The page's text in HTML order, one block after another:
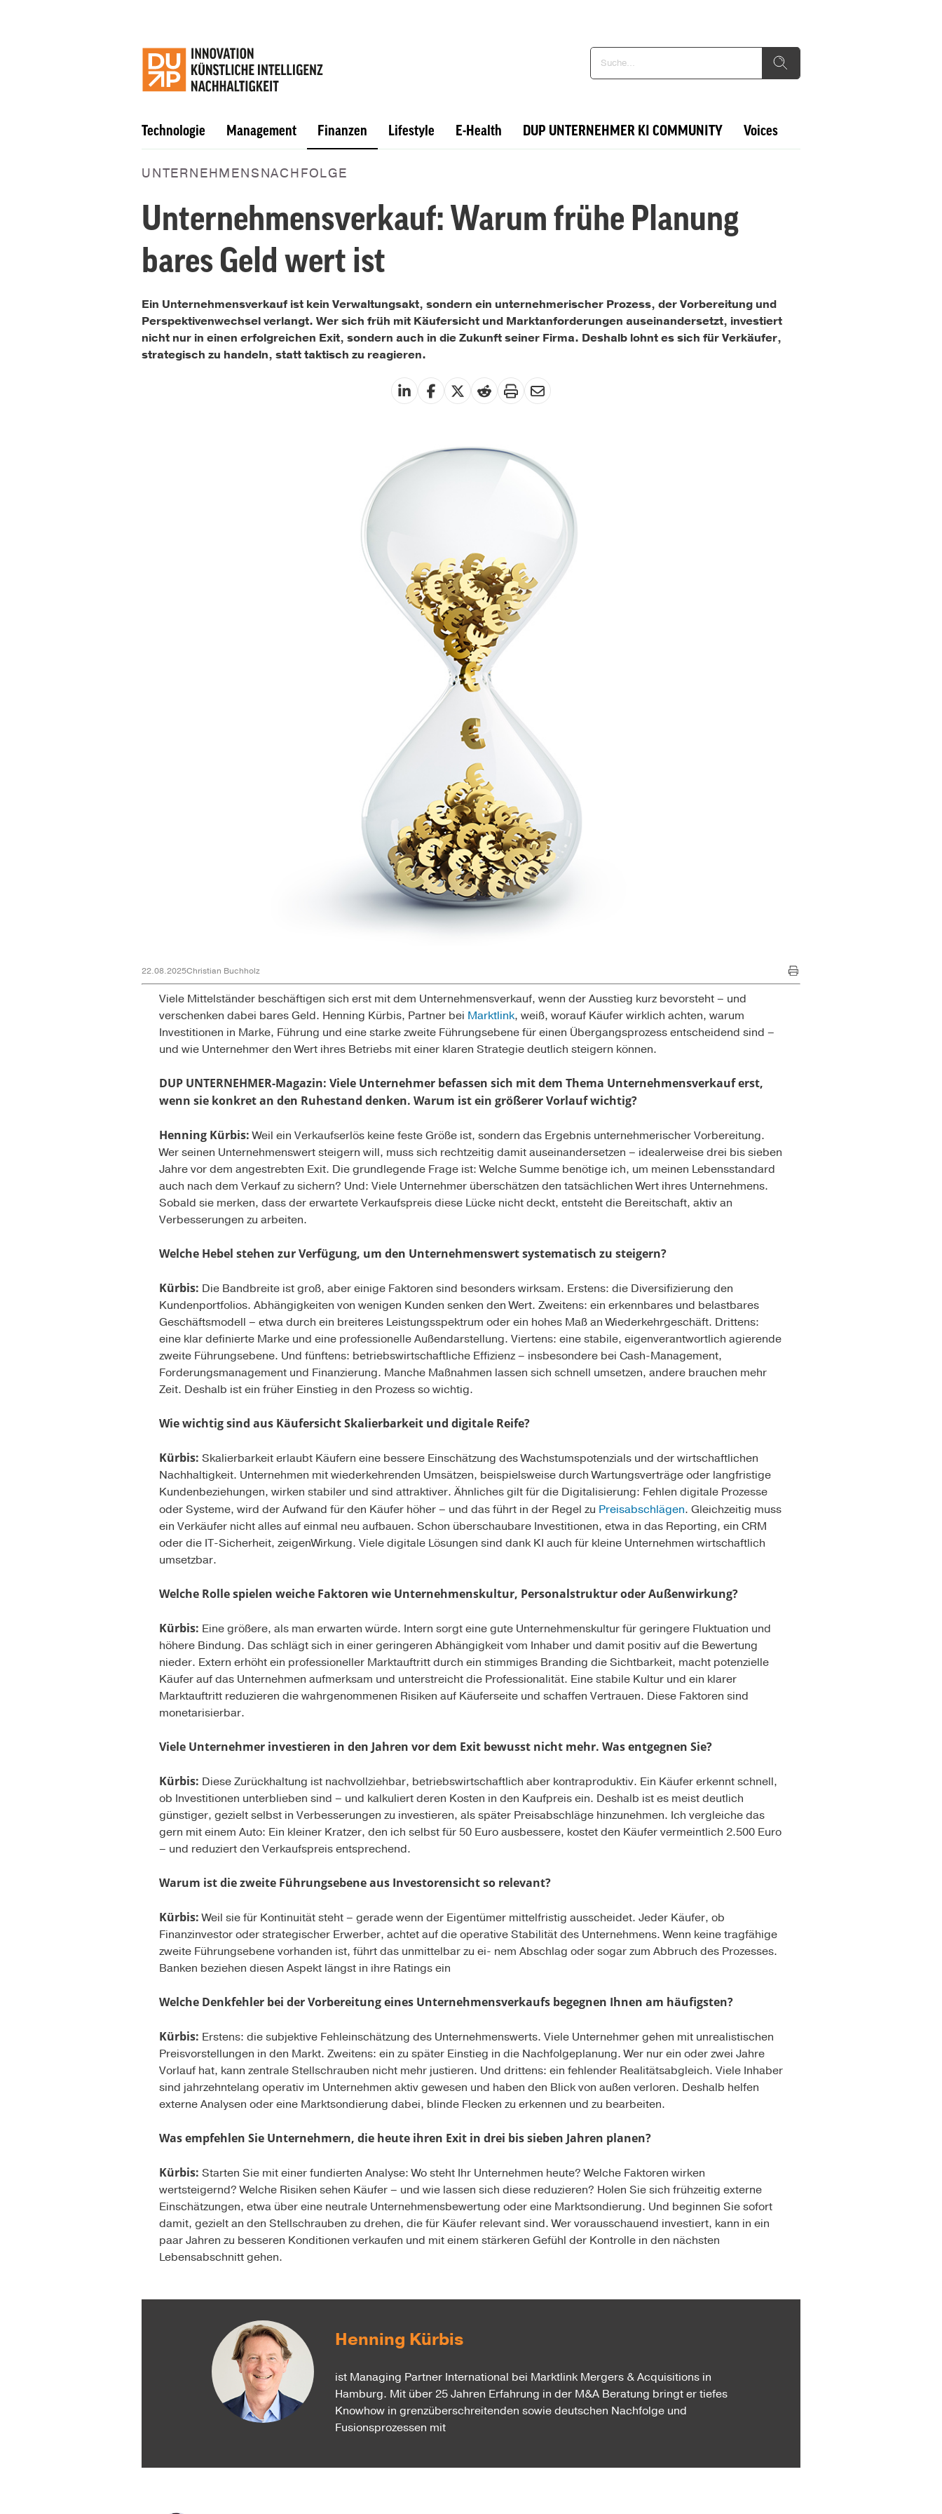
Technologie Management Finanzen Lifestyle E-Health DUP UNTERNEHMER KI COMMUNITY Voices
UNTERNEHMENSNACHFOLGE
Unternehmensverkauf: Warum frühe Planung
bares Geld wert ist
Ein Unternehmensverkauf ist kein Verwaltungsakt, sondern ein unternehmerischer Prozess, der Vorbereitung und
Perspektivenwechsel verlangt. Wer sich früh mit Käufersicht und Marktanforderungen auseinandersetzt, investiert
nicht nur in einen erfolgreichen Exit, sondern auch in die Zukunft seiner Firma. Deshalb lohnt es sich für Verkäufer,
strategisch zu handeln, statt taktisch zu reagieren.
22.08.2025Christian Buchholz
Viele Mittelständer beschäftigen sich erst mit dem Unternehmensverkauf, wenn der Ausstieg kurz bevorsteht – und
verschenken dabei bares Geld. Henning Kürbis, Partner bei Marktlink, weiß, worauf Käufer wirklich achten, warum
Investitionen in Marke, Führung und eine starke zweite Führungsebene für einen Übergangsprozess entscheidend sind –
und wie Unternehmer den Wert ihres Betriebs mit einer klaren Strategie deutlich steigern können.
DUP UNTERNEHMER-Magazin: Viele Unternehmer befassen sich mit dem Thema Unternehmensverkauf erst,
wenn sie konkret an den Ruhestand denken. Warum ist ein größerer Vorlauf wichtig?
Henning Kürbis:Weil ein Verkaufserlös keine feste Größe ist, sondern das Ergebnis unternehmerischer Vorbereitung.
Wer seinen Unternehmenswert steigern will, muss sich rechtzeitig damit auseinandersetzen – idealerweise drei bis sieben
Jahre vor dem angestrebten Exit. Die grundlegende Frage ist: Welche Summe benötige ich, um meinen Lebensstandard
auch nach dem Verkauf zu sichern? Und: Viele Unternehmer überschätzen den tatsächlichen Wert ihres Unternehmens.
Sobald sie merken, dass der erwartete Verkaufspreis diese Lücke nicht deckt, entsteht die Bereitschaft, aktiv an
Verbesserungen zu arbeiten.
Welche Hebel stehen zur Verfügung, um den Unternehmenswert systematisch zu steigern?
Kürbis: Die Bandbreite ist groß, aber einige Faktoren sind besonders wirksam. Erstens: die Diversifizierung den
Kundenportfolios. Abhängigkeiten von wenigen Kunden senken den Wert. Zweitens: ein erkennbares und belastbares
Geschäftsmodell – etwa durch ein breiteres Leistungsspektrum oder ein hohes Maß an Wiederkehrgeschäft. Drittens:
eine klar definierte Marke und eine professionelle Außendarstellung. Viertens: eine stabile, eigenverantwortlich agierende
zweite Führungsebene. Und fünftens: betriebswirtschaftliche Effizienz – insbesondere bei Cash-Management,
Forderungsmanagement und Finanzierung. Manche Maßnahmen lassen sich schnell umsetzen, andere brauchen mehr
Zeit. Deshalb ist ein früher Einstieg in den Prozess so wichtig.
Wie wichtig sind aus Käufersicht Skalierbarkeit und digitale Reife?
Kürbis: Skalierbarkeit erlaubt Käufern eine bessere Einschätzung des Wachstumspotenzials und der wirtschaftlichen
Nachhaltigkeit. Unternehmen mit wiederkehrenden Umsätzen, beispielsweise durch Wartungsverträge oder langfristige
Kundenbeziehungen, wirken stabiler und sind attraktiver. Ähnliches gilt für die Digitalisierung: Fehlen digitale Prozesse
oder Systeme, wird der Aufwand für den Käufer höher– und das führt in der Regel zu Preisabschlägen. Gleichzeitig muss
ein Verkäufer nicht alles auf einmal neu aufbauen. Schon überschaubare Investitionen, etwa in das Reporting, ein CRM
oder die IT-Sicherheit, zeigenWirkung. Viele digitale Lösungen sind dank KI auch für kleine Unternehmen wirtschaftlich
umsetzbar.
Welche Rolle spielen weiche Faktoren wie Unternehmenskultur, Personalstruktur oder Außenwirkung?
Kürbis: Eine größere, als man erwarten würde. Intern sorgt eine gute Unternehmenskultur für geringere Fluktuation und
höhere Bindung. Das schlägt sich in einer geringeren Abhängigkeit vom Inhaber und damit positiv auf die Bewertung
nieder. Extern erhöht ein professioneller Marktauftritt durch ein stimmiges Branding die Sichtbarkeit, macht potenzielle
Käufer auf das Unternehmen aufmerksam und unterstreicht die Professionalität. Eine stabile Kultur und ein klarer
Marktauftritt reduzieren die wahrgenommenen Risiken auf Käuferseite und schaffen Vertrauen. Diese Faktoren sind
monetarisierbar.
Viele Unternehmer investieren in den Jahren vor dem Exit bewusst nicht mehr. Was entgegnen Sie?
Kürbis: Diese Zurückhaltung ist nachvollziehbar, betriebswirtschaftlich aber kontraproduktiv. Ein Käufer erkennt schnell,
ob Investitionen unterblieben sind – und kalkuliert deren Kosten in den Kaufpreis ein. Deshalb ist es meist deutlich
günstiger, gezielt selbst in Verbesserungen zu investieren, als später Preisabschläge hinzunehmen. Ich vergleiche das
gern mit einem Auto: Ein kleiner Kratzer, den ich selbst für 50 Euro ausbessere, kostet den Käufer vermeintlich 2.500 Euro
– und reduziert den Verkaufspreis entsprechend.
Warum ist die zweite Führungsebene aus Investorensicht so relevant?
Kürbis:Weil sie für Kontinuität steht – gerade wenn der Eigentümer mittelfristig ausscheidet. Jeder Käufer, ob
Finanzinvestor oder strategischer Erwerber, achtet auf die operative Stabilität des Unternehmens. Wenn keine tragfähige
zweite Führungsebene vorhanden ist, führt das unmittelbar zu ei- nem Abschlag oder sogar zum Abbruch des Prozesses.
Banken beziehen diesen Aspekt längst in ihre Ratings ein
Welche Denkfehler bei der Vorbereitung eines Unternehmensverkaufs begegnen Ihnen am häufigsten?
Kürbis: Erstens: die subjektive Fehleinschätzung des Unternehmenswerts. Viele Unternehmer gehen mit unrealistischen
Preisvorstellungen in den Markt. Zweitens: ein zu später Einstieg in die Nachfolgeplanung. Wer nur ein oder zwei Jahre
Vorlauf hat, kann zentrale Stellschrauben nicht mehr justieren. Und drittens: ein fehlender Realitätsabgleich. Viele Inhaber
sind jahrzehntelang operativ im Unternehmen aktiv gewesen und haben den Blick von außen verloren. Deshalb helfen
externe Analysen oder eine Marktsondierung dabei, blinde Flecken zu erkennen und zu bearbeiten.
Was empfehlen Sie Unternehmern, die heute ihren Exit in drei bis sieben Jahren planen?
Kürbis: Starten Sie mit einer fundierten Analyse: Wo steht Ihr Unternehmen heute? Welche Faktoren wirken
wertsteigernd? Welche Risiken sehen Käufer – und wie lassen sich diese reduzieren? Holen Sie sich frühzeitig externe
Einschätzungen, etwa über eine neutrale Unternehmensbewertung oder eine Marktsondierung. Und beginnen Sie sofort
damit, gezielt an den Stellschrauben zu drehen, die für Käufer relevant sind. Wer vorausschauend investiert, kann in ein
paar Jahren zu besseren Konditionen verkaufen und mit einem stärkeren Gefühl der Kontrolle in den nächsten
Lebensabschnitt gehen.
Henning Kürbis
ist Managing Partner International bei Marktlink Mergers & Acquisitions in
Hamburg. Mit über 25 Jahren Erfahrung in der M&A Beratung bringt er tiefes
Knowhow in grenzüberschreitenden sowie deutschen Nachfolge und
Fusionsprozessen mit